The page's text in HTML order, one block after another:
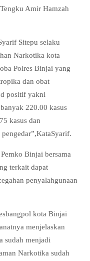
Amir Hamzah
Sitepu selaku
Narkotika kota
Polres Binjai yang
dan obat
positif yakni
220.00 kasus
kasus dan
Binjai bersama
terkait dapat
penyalahgunaan
kota Binjai
menjelaskan
sudah menjadi
Narkotika sudah